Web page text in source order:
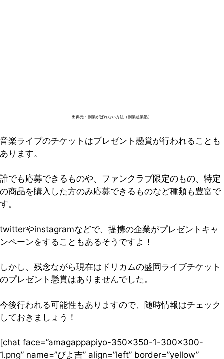
出典元：副業がばれない方法（副業起業塾）
音楽ライブのチケットはプレゼント懸賞が行われることも
あります。
誰でも応募できるものや、ファンクラブ限定のもの、特定
の商品を購入した方のみ応募できるものなど種類も豊富で
す。
twitterやinstagramなどで、提携の企業がプレゼントキャ
ンペーンをすることもあるそうですよ！
しかし、残念ながら現在はドリカムの盛岡ライブチケット
のプレゼント懸賞はありませんでした。
今後行われる可能性もありますので、随時情報はチェック
しておきましょう！
[chat face=”amagappapiyo-350×350-1-300×300-
1.png” name=”ぴよ吉” align=”left” border=”yellow”